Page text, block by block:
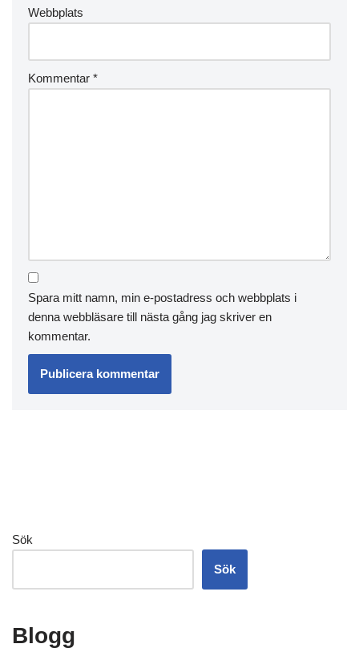
Webbplats
Kommentar *
Spara mitt namn, min e-postadress och webbplats i
denna webbläsare till nästa gång jag skriver en
kommentar.
Sök
Sök
Blogg